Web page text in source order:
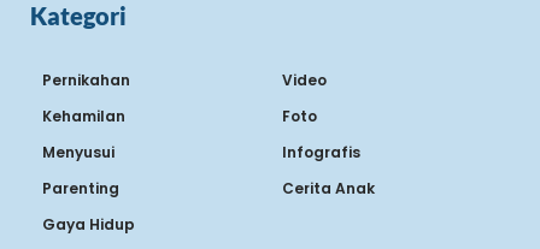
Kategori
Pernikahan
Kehamilan
Menyusui
Parenting
Gaya Hidup
Video
Foto
Infografis
Cerita Anak